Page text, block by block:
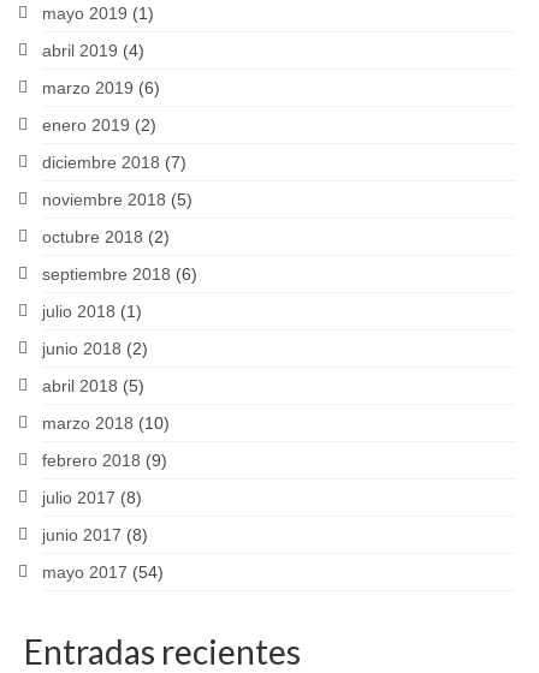
mayo 2019 (1)
abril 2019 (4)
marzo 2019 (6)
enero 2019 (2)
diciembre 2018 (7)
noviembre 2018 (5)
octubre 2018 (2)
septiembre 2018 (6)
julio 2018 (1)
junio 2018 (2)
abril 2018 (5)
marzo 2018 (10)
febrero 2018 (9)
julio 2017 (8)
junio 2017 (8)
mayo 2017 (54)
Entradas recientes